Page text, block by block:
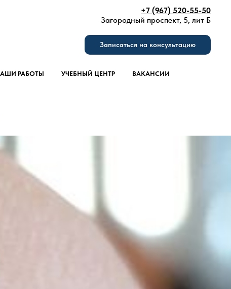
+7 (967) 520-55-50
Загородный проспект, 5, лит Б
Записаться на консультацию
РАБОТЫ УЧЕБНЫЙ ЦЕНТР ВАКАНСИИ